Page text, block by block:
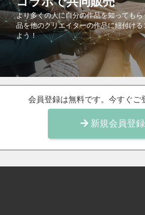
より多くの人に自分の作品を知っても
品を他のクリエイターの作品に紐付け
よう！
会員登録は無料です。今すぐご
新規会員登録